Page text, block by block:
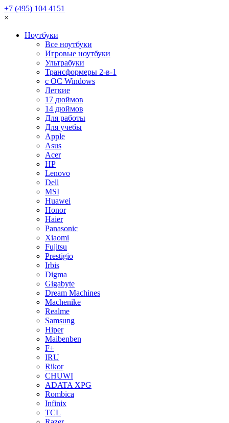
+7 (495) 104 4151
×
Ноутбуки
Все ноутбуки
Игровые ноутбуки
Ультрабуки
Трансформеры 2-в-1
с ОС Windows
Легкие
17 дюймов
14 дюймов
Для работы
Для учебы
Apple
Asus
Acer
HP
Lenovo
Dell
MSI
Huawei
Honor
Haier
Panasonic
Xiaomi
Fujitsu
Prestigio
Irbis
Digma
Gigabyte
Dream Machines
Machenike
Realme
Samsung
Hiper
Maibenben
F+
IRU
Rikor
CHUWI
ADATA XPG
Rombica
Infinix
TCL